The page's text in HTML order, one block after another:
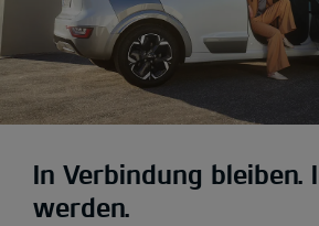
In Verbindung bleiben.
werden.